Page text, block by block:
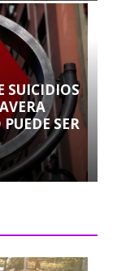
SUICIDIOS
SER